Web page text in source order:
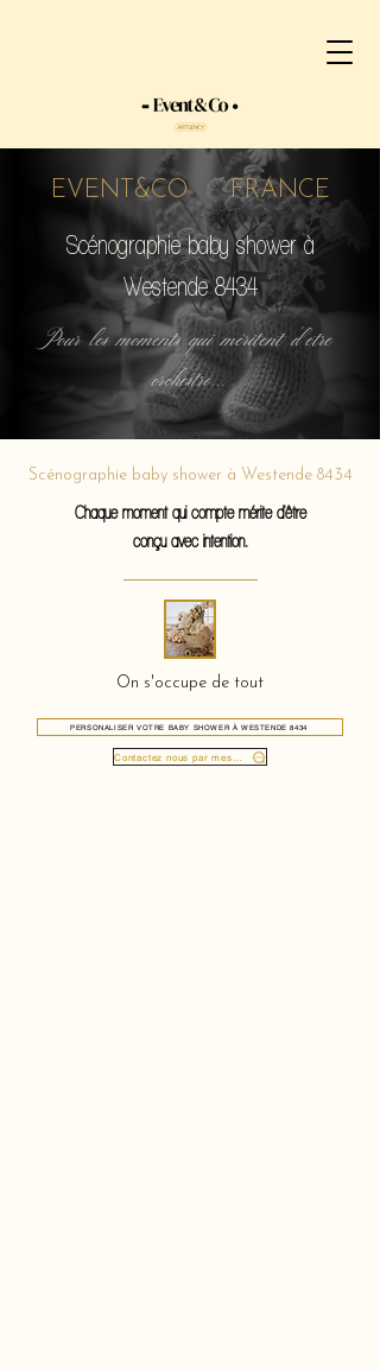
EVENT&CO FRANCE
Scénographie baby shower à
Westende 8434
Pour les moments qui méritent d'etre
orchestré...
Scénographie baby shower à Westende 8434
Chaque moment qui compte mérite d'être
conçu avec intention.
On s'occupe de tout
PERSONALISER VOTRE BABY SHOWER À WESTENDE 8434